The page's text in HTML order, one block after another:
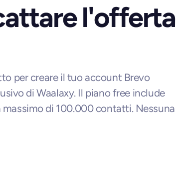
l'offerta
per creare il tuo account Brevo
di Waalaxy. Il piano free include
di 100.000 contatti. Nessuna